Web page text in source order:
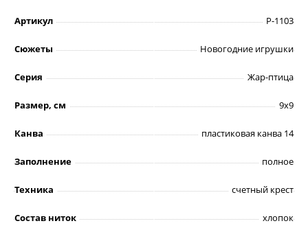
Артикул Р-1103
Сюжеты Новогодние игрушки
Серия Жар-птица
Размер, см 9х9
Канва пластиковая канва 14
Заполнение полное
Техника счетный крест
Состав ниток хлопок